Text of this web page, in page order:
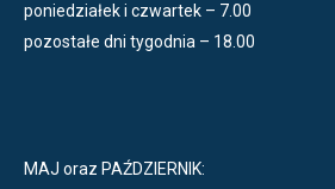
poniedziałek i czwartek – 7.00
pozostałe dni tygodnia – 18.00
MAJ oraz PAŹDZIERNIK: